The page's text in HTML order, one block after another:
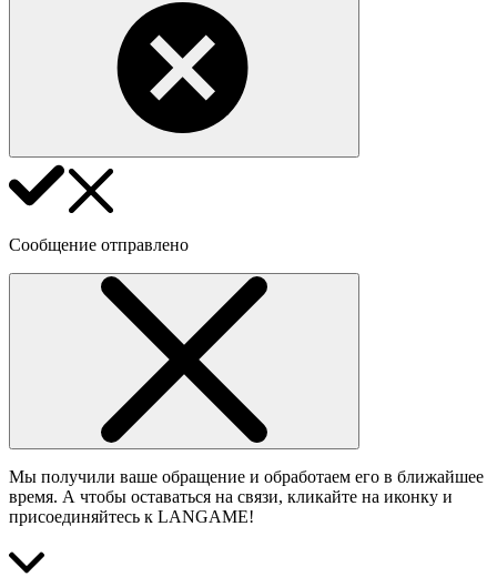
Сообщение отправлено
Мы получили ваше обращение и обработаем его в ближайшее
время. А чтобы оставаться на связи, кликайте на иконку и
присоединяйтесь к LANGAME!